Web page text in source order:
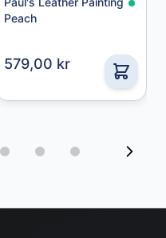
Peach
579,00 kr